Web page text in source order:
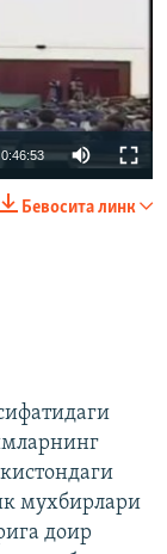
эмас
0:46:53
Бевосита линк
мухбирлари
доир